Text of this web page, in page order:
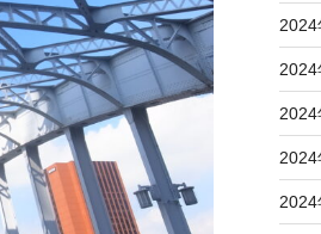
2024
2024
2024
2024
2024